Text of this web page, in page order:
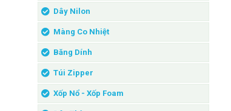
Dây Nilon
Màng Co Nhiệt
Băng Dính
Túi Zipper
Xốp Nổ - Xốp Foam